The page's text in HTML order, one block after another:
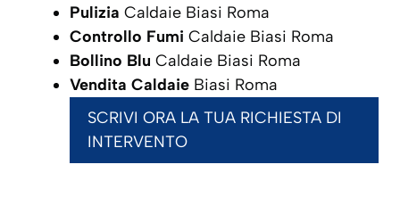
Pulizia Caldaie Biasi Roma
Controllo Fumi Caldaie Biasi Roma
Bollino Blu Caldaie Biasi Roma
Vendita Caldaie Biasi Roma
SCRIVI ORA LA TUA RICHIESTA DI
INTERVENTO